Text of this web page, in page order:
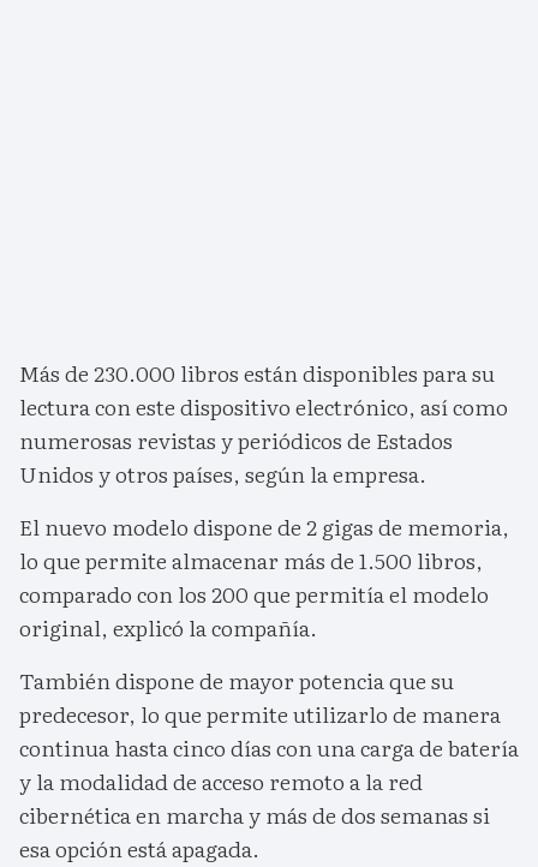
Más de 230.000 libros están disponibles para su
lectura con este dispositivo electrónico, así como
numerosas revistas y periódicos de Estados
Unidos y otros países, según la empresa.
El nuevo modelo dispone de 2 gigas de memoria,
lo que permite almacenar más de 1.500 libros,
comparado con los 200 que permitía el modelo
original, explicó la compañía.
También dispone de mayor potencia que su
predecesor, lo que permite utilizarlo de manera
continua hasta cinco días con una carga de batería
y la modalidad de acceso remoto a la red
cibernética en marcha y más de dos semanas si
esa opción está apagada.